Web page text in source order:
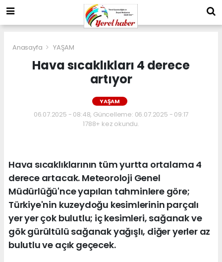
Anasayfa YAŞAM
Hava sıcaklıkları 4 derece
artıyor
YAŞAM
06.07.2025 - 08:48, Güncelleme: 06.07.2025 - 09:17
1788+ kez okundu.
Hava sıcaklıklarının tüm yurtta ortalama 4
derece artacak. Meteoroloji Genel
Müdürlüğü'nce yapılan tahminlere göre;
Türkiye'nin kuzeydoğu kesimlerinin parçalı
yer yer çok bulutlu; iç kesimleri, sağanak ve
gök gürültülü sağanak yağışlı, diğer yerler az
bulutlu ve açık geçecek.